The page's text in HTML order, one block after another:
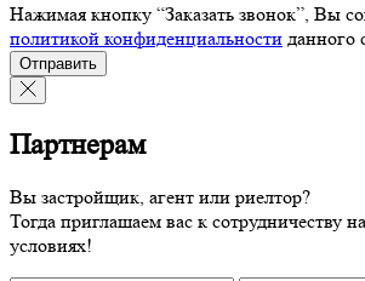
Нажимая кнопку “Заказать звонок”, Вы
политикой конфиденциальности данного
Отправить
Партнерам
Вы застройщик, агент или риелтор?
Тогда приглашаем вас к сотрудничеству
условиях!